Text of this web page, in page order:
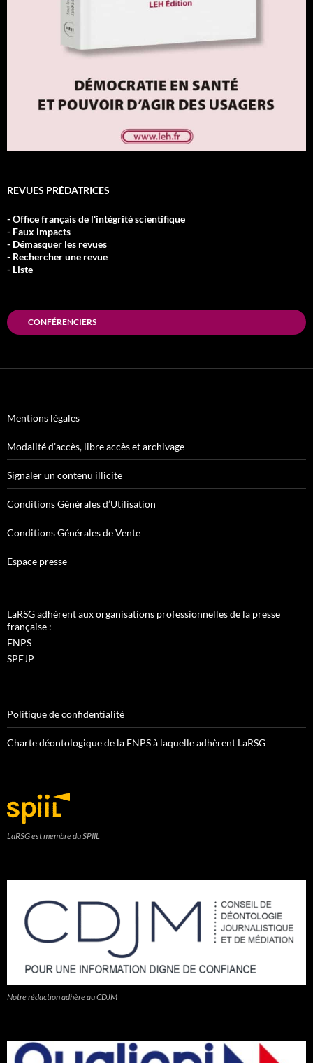
REVUES PRÉDATRICES
- Office français de l'intégrité scientifique
- Faux impacts
- Démasquer les revues
- Rechercher une revue
- Liste
CONFÉRENCIERS
Mentions légales
Modalité d’accès, libre accès et archivage
Signaler un contenu illicite
Conditions Générales d’Utilisation
Conditions Générales de Vente
Espace presse
LaRSG adhèrent aux organisations professionnelles de la presse
française :
FNPS
SPEJP
Politique de confidentialité
Charte déontologique de la FNPS à laquelle adhèrent LaRSG
LaRSG est membre du SPIIL
Notre rédaction adhère au CDJM